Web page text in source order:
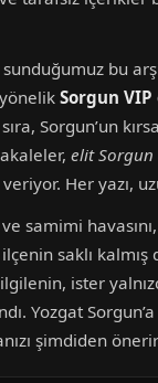
sunduğumuz bu
Sorgun
Sorgun’un
elit Sorgun
Her yazı,
samimi
saklı
ister
Yozgat
şimdiden